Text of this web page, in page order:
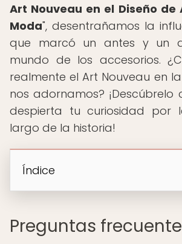
Art Nouveau en el Diseño de
Moda", desentrañamos la
que marcó un antes y un
mundo de los accesorios.
realmente el Art Nouveau en
nos adornamos? ¡Descúbrelo
despierta tu curiosidad
largo de la historia!
Índice
Preguntas